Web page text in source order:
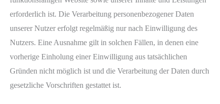
erforderlich ist. Die Verarbeitung personenbezogener Daten
unserer Nutzer erfolgt regelmäßig nur nach Einwilligung des
Nutzers. Eine Ausnahme gilt in solchen Fällen, in denen eine
vorherige Einholung einer Einwilligung aus tatsächlichen
Gründen nicht möglich ist und die Verarbeitung der Daten durch
gesetzliche Vorschriften gestattet ist.